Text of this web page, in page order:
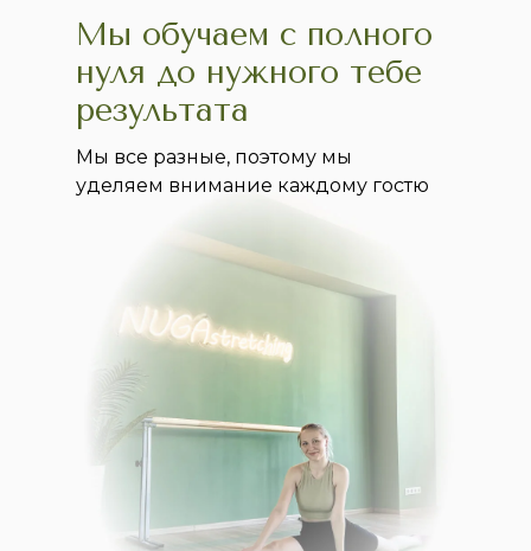
Мы обучаем с полного
нуля до нужного тебе
результата
Мы все разные, поэтому мы
уделяем внимание каждому гостю